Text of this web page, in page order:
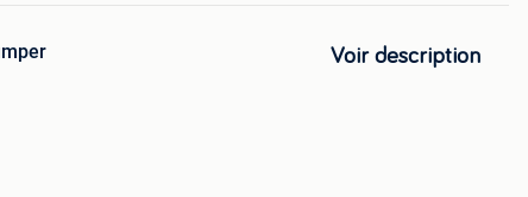
Voir description